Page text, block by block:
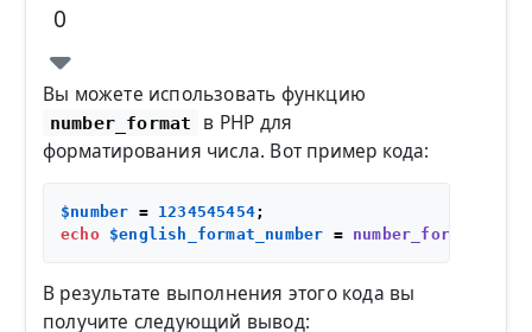
0
Вы можете использовать функцию
number_format
в PHP для
форматирования числа. Вот пример кода:
$number = 1234545454
echo
$english_format_number = number_format
В результате выполнения этого кода вы
получите следующий вывод: